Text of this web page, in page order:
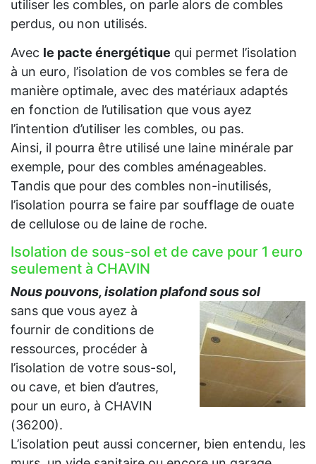
utiliser les combles, on parle alors de combles
perdus, ou non utilisés.
Avec le pacte énergétique qui permet l’isolation
à un euro, l’isolation de vos combles se fera de
manière optimale, avec des matériaux adaptés
en fonction de l’utilisation que vous ayez
l’intention d’utiliser les combles, ou pas.
Ainsi, il pourra être utilisé une laine minérale par
exemple, pour des combles aménageables.
Tandis que pour des combles non-inutilisés,
l’isolation pourra se faire par soufflage de ouate
de cellulose ou de laine de roche.
Isolation de sous-sol et de cave pour 1 euro
seulement à CHAVIN
Nous pouvons, isolation plafond sous sol
sans que vous ayez à
fournir de conditions de
ressources, procéder à
l’isolation de votre sous-sol,
ou cave, et bien d’autres,
pour un euro, à CHAVIN
(36200).
L’isolation peut aussi concerner, bien entendu, les